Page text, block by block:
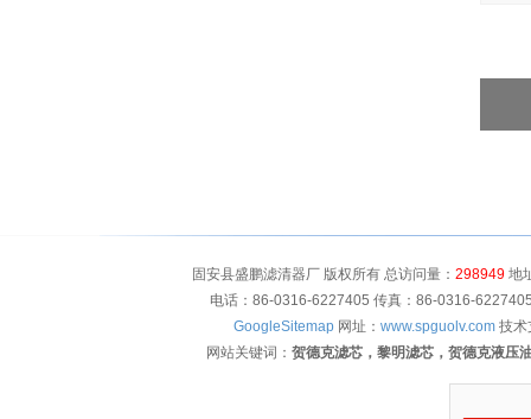
固安县盛鹏滤清器厂 版权所有 总访问量： 298949地
电话：86-0316-6227405 传真：86-0316-
GoogleSitemap 网址： www.spguolv.com 技术
网站关键词： 贺德克滤芯，黎明滤芯，贺德克液压